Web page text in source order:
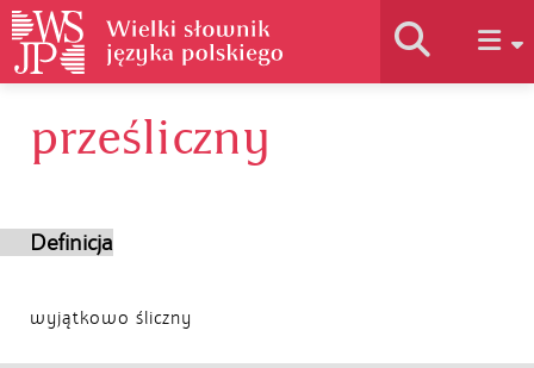
Historia słownika
prześliczny
Definicja
wyjątkowo śliczny